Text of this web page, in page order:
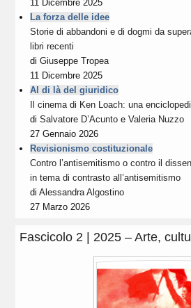
11 Dicembre 2025
La forza delle idee
Storie di abbandoni e di dogmi da
libri recenti
diGiuseppe Tropea
11 Dicembre 2025
Al di là del giuridico
Il cinema di Ken Loach: una
diSalvatore D’Acunto eValeria Nuzzo
27 Gennaio 2026
Revisionismo costituzionale
Contro l’antisemitismo o contro il
in tema di contrasto all’antisemitismo
diAlessandra Algostino
27 Marzo 2026
Fascicolo 2 | 2025 – Arte,